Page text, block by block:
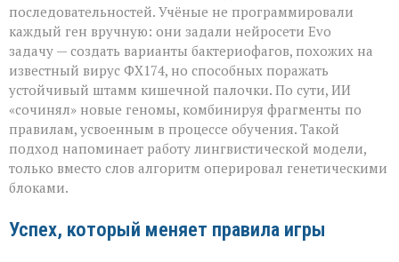
последовательностей. Учёные не программировали
каждый ген вручную: они задали нейросети Evo
задачу — создать варианты бактериофагов, похожих на
известный вирус ФХ174, но способных поражать
устойчивый штамм кишечной палочки. По сути, ИИ
«сочинял» новые геномы, комбинируя фрагменты по
правилам, усвоенным в процессе обучения. Такой
подход напоминает работу лингвистической модели,
только вместо слов алгоритм оперировал генетическими
блоками.
Успех, который меняет правила игры